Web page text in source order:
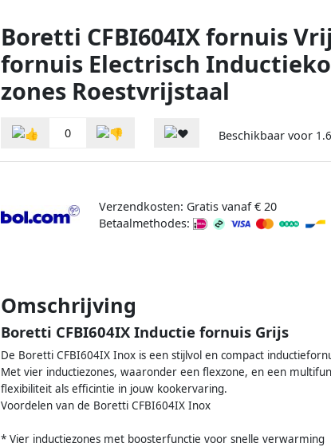
Boretti CFBI604IX fornuis
fornuis Electrisch
zones Roestvrijstaal
0 Beschikbaar voor
Verzendkosten: Gratis vanaf € 20
Betaalmethodes:
Omschrijving
Boretti CFBI604IX Inductie fornuis Grijs
De Boretti CFBI604IX Inox is een stijlvol en compact
Met vier inductiezones, waaronder een flexzone, en een
flexibiliteit als efficintie in jouw kookervaring.
Voordelen van de Boretti CFBI604IX Inox
* Vier inductiezones met boosterfunctie voor snelle verwarming